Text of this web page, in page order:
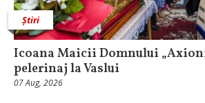
Știri
Icoana Maicii Domnului
pelerinaj la Vaslui
07 Aug, 2026